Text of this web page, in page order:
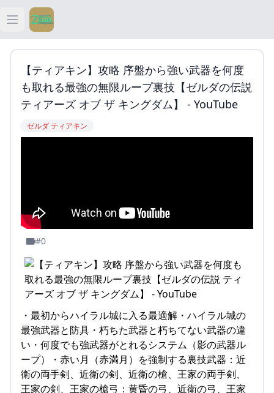
Open main menu
ティアキン
ティアキン 祠
ティアキン 武器
【ティアキン】攻略 序盤から強い武器を何度
も取れる最強の無限ループ裏技【ゼルダの伝説
ティアーズ オブ ザ キングダム】 - YouTube
ゼルダ ティアキン
#0
・最初からハイラル城に入る最適解・ハイラル城の
最強武器と防具・朽ちた武器と朽ちてない武器の違
い・何度でも強武器がとれるシステム（影の武器ル
ープ）・赤い月（赤満月）を強制する裏技武器：近
衛の両手剣、近衛の剣、近衛の槍、王家の両手剣、
王家の剣、王家の槍弓：黄昏の弓、近衛の弓、王家